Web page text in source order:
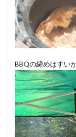
BBQの締めはすい